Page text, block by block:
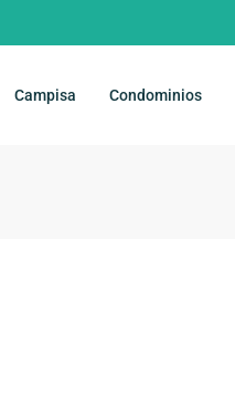
Campisa Condominios